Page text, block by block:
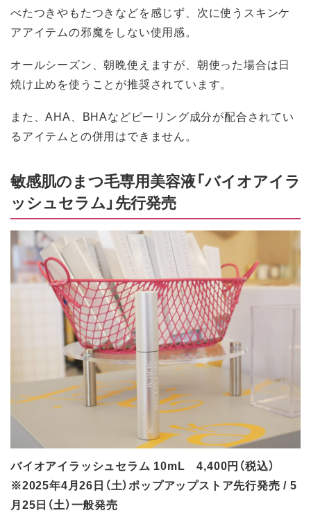
べたつきやもたつきなどを感じず、次に使うスキンケ
アアイテムの邪魔をしない使用感。
オールシーズン、朝晩使えますが、朝使った場合は日
焼け止めを使うことが推奨されています。
また、AHA、BHAなどピーリング成分が配合されてい
るアイテムとの併用はできません。
敏感肌のまつ毛専用美容液「バイオアイラ
ッシュセラム」先行発売
バイオアイラッシュセラム 10mL 4,400円（税込）
※2025年4月26日（土）ポップアップストア先行発売 / 5
月25日（土）一般発売